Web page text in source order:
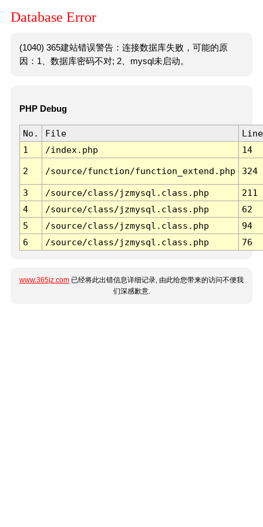
Database Error
(1040) 365建站错误警告：连接数据库失败，可能的原
因：1、数据库密码不对; 2、mysql未启动。
PHP Debug
No. File
Line
1
/index.php 14
2 /source/function/function_extend.php 324
3 /source/class/jzmysql.class.php
211
4
/source/class/jzmysql.class.php
62
5
/source/class/jzmysql.class.php
94
6
/source/class/jzmysql.class.php 76
www.365jz.com 已经将此出错信息详细记录, 由此给您带来的访问不便我
们深感歉意.